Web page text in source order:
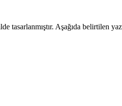
Aşağıda belirtilen